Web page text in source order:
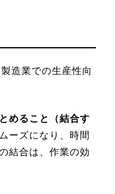
造業での生産性向
めること（結合す
ーズになり、時間
結合は、作業の効